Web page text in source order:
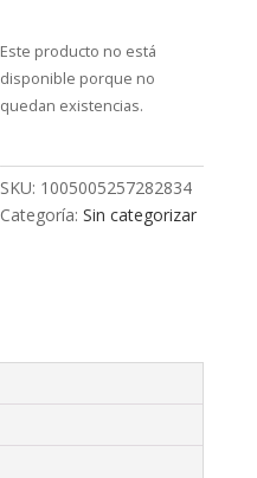
Este producto no está
disponible porque no
quedan existencias.
SKU: 1005005257282834
Categoría: Sin categorizar